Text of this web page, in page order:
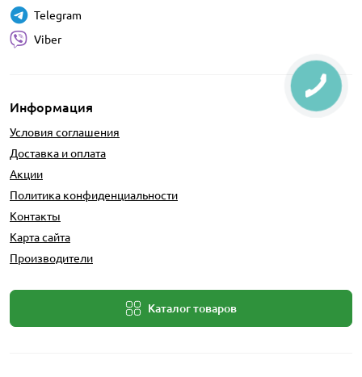
Информация
Условия соглашения
Доставка и оплата
Акции
Политика конфиденциальности
Контакты
Карта сайта
Производители
Каталог товаров
Telegram
Viber